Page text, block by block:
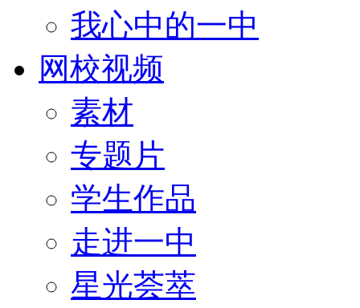
我心中的一中
网校视频
素材
专题片
学生作品
走进一中
星光荟萃